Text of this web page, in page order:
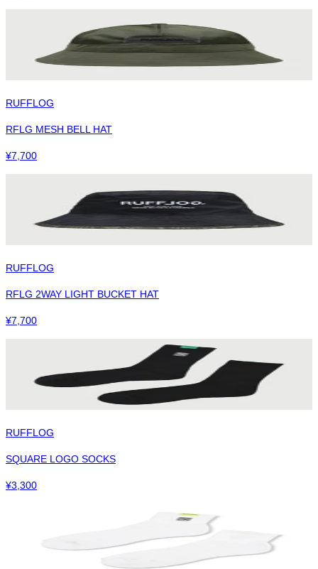
RUFFLOG
RFLG MESH BELL HAT
¥7,700
RUFFLOG
RFLG 2WAY LIGHT BUCKET HAT
¥7,700
RUFFLOG
SQUARE LOGO SOCKS
¥3,300